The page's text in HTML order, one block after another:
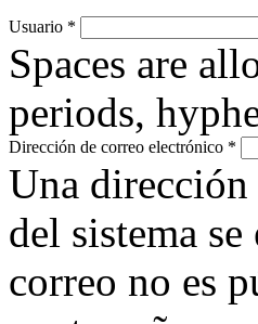
Usuario *
Spaces are
periods,
Dirección de correo electrónico *
Una
del sistema
correo no es